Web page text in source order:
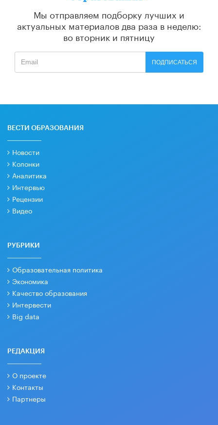
Мы отправляем подборку лучших и
актуальных материалов два раза в неделю:
во вторник и пятницу
ПОДПИСАТЬСЯ
ВЕСТИ ОБРАЗОВАНИЯ
Новости
Колонки
Аналитика
Интервью
Рецензии
Видео
РУБРИКИ
Образовательная политика
Экономика
Качество образования
Интервести
Big data
РЕДАКЦИЯ
О проекте
Контакты
Партнеры